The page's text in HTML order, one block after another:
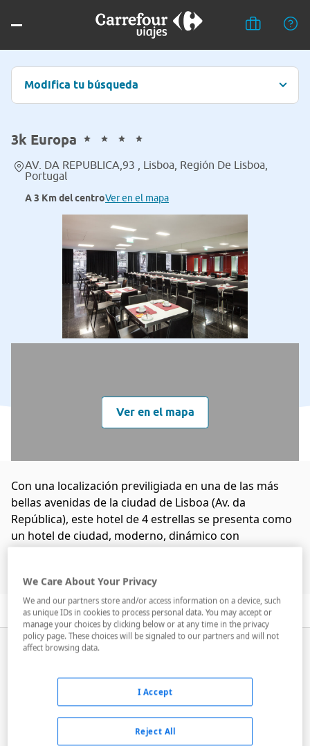
Modifica tu búsqueda
3k Europa
AV. DA REPUBLICA,93 , Lisboa, Región De Lisboa,
Portugal
A 3 Km del centroVer en el mapa
Ver en el mapa
Con una localización previligiada en una de las más
bellas avenidas de la ciudad de Lisboa (Av. da
República), este hotel de 4 estrellas se presenta como
un hotel de ciudad, moderno, dinámico con
Leer más
Descripción Servicios Habitaciones
Dispone de aparcamiento para clientes
We Care About Your Privacy
We and our partners store and/or access information on a device, such
as unique IDs in cookies to process personal data. You may accept or
manage your choices by clicking below or at any time in the privacy
policy page. These choices will be signaled to our partners and will not
affect browsing data.
Reject All
I Accept